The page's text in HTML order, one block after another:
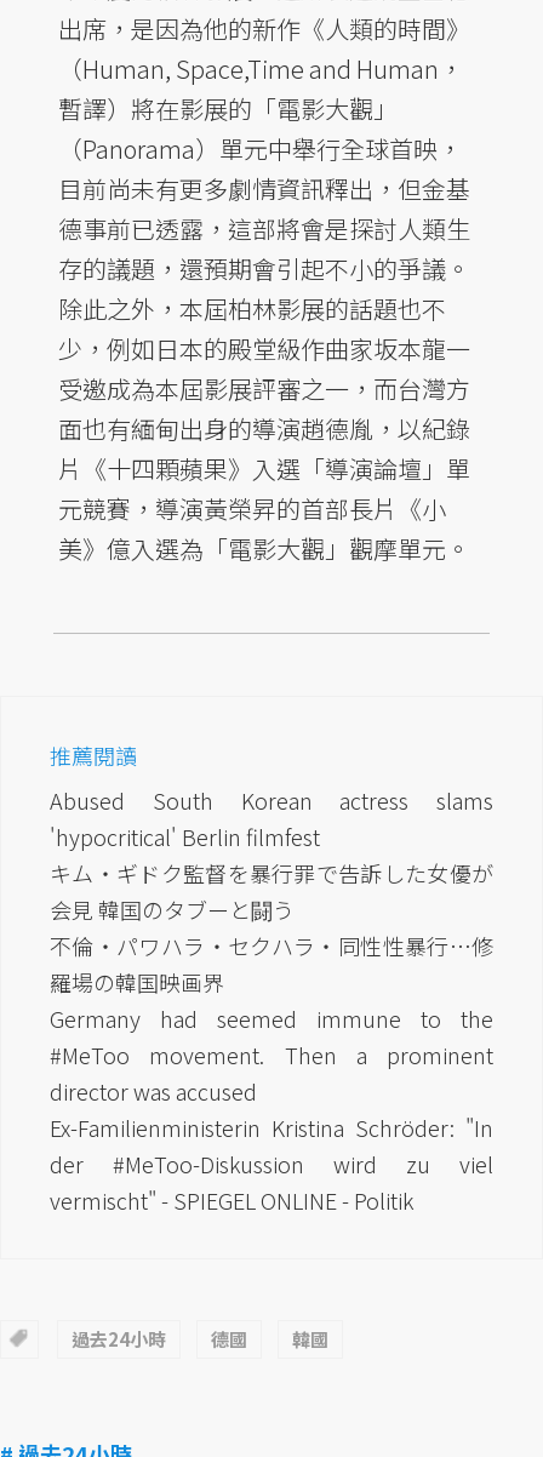
出席，是因為他的新作《人類的時間》
（Human, Space,Time and Human，
暫譯）將在影展的「電影大觀」
（Panorama）單元中舉行全球首映，
目前尚未有更多劇情資訊釋出，但金基
德事前已透露，這部將會是探討人類生
存的議題，還預期會引起不小的爭議。
除此之外，本屆柏林影展的話題也不
少，例如日本的殿堂級作曲家坂本龍一
受邀成為本屆影展評審之一，而台灣方
面也有緬甸出身的導演趙德胤，以紀錄
片《十四顆蘋果》入選「導演論壇」單
元競賽，導演黃榮昇的首部長片《小
美》億入選為「電影大觀」觀摩單元。
推薦閱讀
Abused South Korean actress slams
'hypocritical' Berlin filmfest
キム・ギドク監督を暴行罪で告訴した女優が
会見 韓国のタブーと闘う
不倫・パワハラ・セクハラ・同性性暴行…修
羅場の韓国映画界
Germany had seemed immune to the
#MeToo movement. Then a prominent
director was accused
Ex-Familienministerin Kristina Schröder: "In
der #MeToo-Diskussion wird zu viel
vermischt" - SPIEGEL ONLINE - Politik
過去24小時 德國 韓國